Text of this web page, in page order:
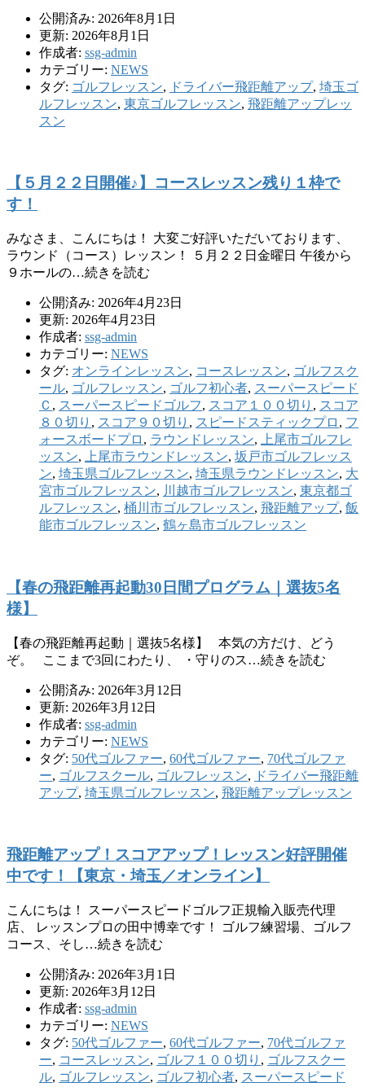
公開済み: 2026年8月1日
更新: 2026年8月1日
作成者: ssg-admin
カテゴリー: NEWS
タグ: ゴルフレッスン, ドライバー飛距離アップ, 埼玉ゴ
ルフレッスン, 東京ゴルフレッスン, 飛距離アップレッ
スン
【５月２２日開催♪】コースレッスン残り１枠で
す！
みなさま、こんにちは！ 大変ご好評いただいております、
ラウンド（コース）レッスン！ ５月２２日金曜日 午後から
９ホールの…続きを読む
公開済み: 2026年4月23日
更新: 2026年4月23日
作成者: ssg-admin
カテゴリー: NEWS
タグ: オンラインレッスン, コースレッスン, ゴルフスク
ール, ゴルフレッスン, ゴルフ初心者, スーパースピード
Ｃ , スーパースピードゴルフ, スコア１００切り , スコア
８０切り , スコア９０切り , スピードスティックプロ , フ
ォースボードプロ , ラウンドレッスン,
上尾市ゴルフレ
ッスン, 上尾市ラウンドレッスン, 坂戸市ゴルフレッス
ン, 埼玉県ゴルフレッスン, 埼玉県ラウンドレッスン, 大
宮市ゴルフレッスン, 川越市ゴルフレッスン, 東京都ゴ
ルフレッスン, 桶川市ゴルフレッスン, 飛距離アップ, 飯
能市ゴルフレッスン, 鶴ヶ島市ゴルフレッスン
【春の飛距離再起動30日間プログラム｜選抜5名
様】
【春の飛距離再起動｜選抜5名様】 本気の方だけ、どう
ぞ。 ここまで3回にわたり、 ・守りのス…続きを読む
公開済み: 2026年3月12日
更新: 2026年3月12日
作成者: ssg-admin
カテゴリー: NEWS
タグ: 50代ゴルファー, 60代ゴルファー, 70代ゴルファ
ー, ゴルフスクール, ゴルフレッスン, ドライバー飛距離
アップ, 埼玉県ゴルフレッスン, 飛距離アップレッスン
飛距離アップ！スコアアップ！レッスン好評開催
中です！【東京・埼玉／オンライン】
こんにちは！ スーパースピードゴルフ正規輸入販売代理
店、 レッスンプロの田中博幸です！ ゴルフ練習場、ゴルフ
コース、そし…続きを読む
公開済み: 2026年3月1日
更新: 2026年3月12日
作成者: ssg-admin
カテゴリー: NEWS
タグ: 50代ゴルファー, 60代ゴルファー, 70代ゴルファ
ー, コースレッスン, ゴルフ１００切り , ゴルフスクー
ル, ゴルフレッスン, ゴルフ初心者, スーパースピード